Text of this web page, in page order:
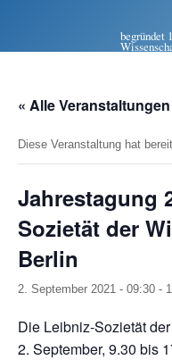
begründet
« Alle Veranstaltungen
Diese Veranstaltung hat
Jahrestagung
Sozietät der
Berlin
2. September 2021 - 09:30 -
Die Leibniz-Sozietät
2. September, 9.30 bis